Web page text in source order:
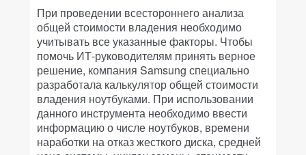
При проведении всестороннего анализа
общей стоимости владения необходимо
учитывать все указанные факторы. Чтобы
помочь ИТ-руководителям принять верное
решение, компания Samsung специально
разработала калькулятор общей стоимости
владения ноутбуками. При использовании
данного инструмента необходимо ввести
информацию о числе ноутбуков, времени
наработки на отказ жесткого диска, средней